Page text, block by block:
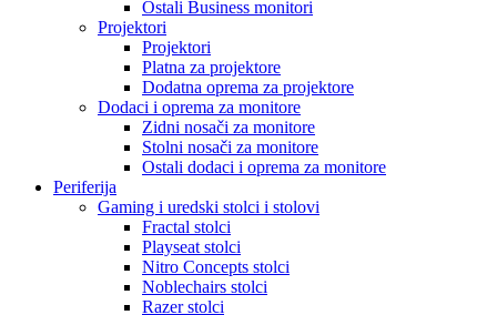
Ostali Business monitori
Projektori
Projektori
Platna za projektore
Dodatna oprema za projektore
Dodaci i oprema za monitore
Zidni nosači za monitore
Stolni nosači za monitore
Ostali dodaci i oprema za monitore
Periferija
Gaming i uredski stolci i stolovi
Fractal stolci
Playseat stolci
Nitro Concepts stolci
Noblechairs stolci
Razer stolci